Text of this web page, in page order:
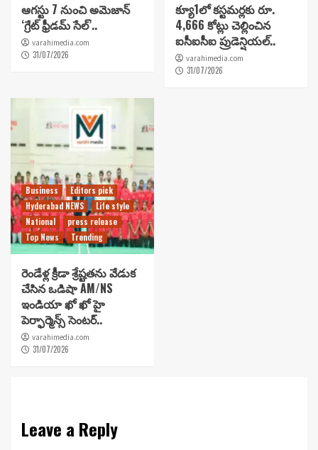
ఆగస్టు 7 నుంచి అమెజాన్
‘గ్రేట్ ఫ్రీడమ్ సేల్’..
varahimedia.com
31/07/2026
క్యూ1లో కస్టమర్లకు రూ.
4,666 కోట్లు చెల్లించిన
ఐసీఐసీఐ ప్రుడెన్షియల్..
varahimedia.com
31/07/2026
Business
Editors pick
Hyderabad NEWS
Life style
National
press release
Top News
Trending
రెండేళ్ల క్రీడా శ్రేష్టతను వేడుక
చేసిన ఒడిషా AM/NS
ఇండియా ఖో ఖో హై
పెర్ఫార్మెన్స్ సెంటర్..
varahimedia.com
31/07/2026
Leave a Reply